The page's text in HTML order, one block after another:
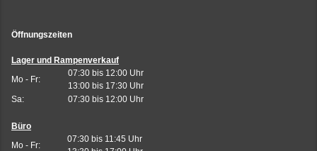
Öffnungszeiten
Lager und Rampenverkauf
Mo - Fr:
07:30 bis 12:00 Uhr
13:00 bis 17:30 Uhr
Sa:
07:30 bis 12:00 Uhr
Büro
Mo - Fr:
07:30 bis 11:45 Uhr